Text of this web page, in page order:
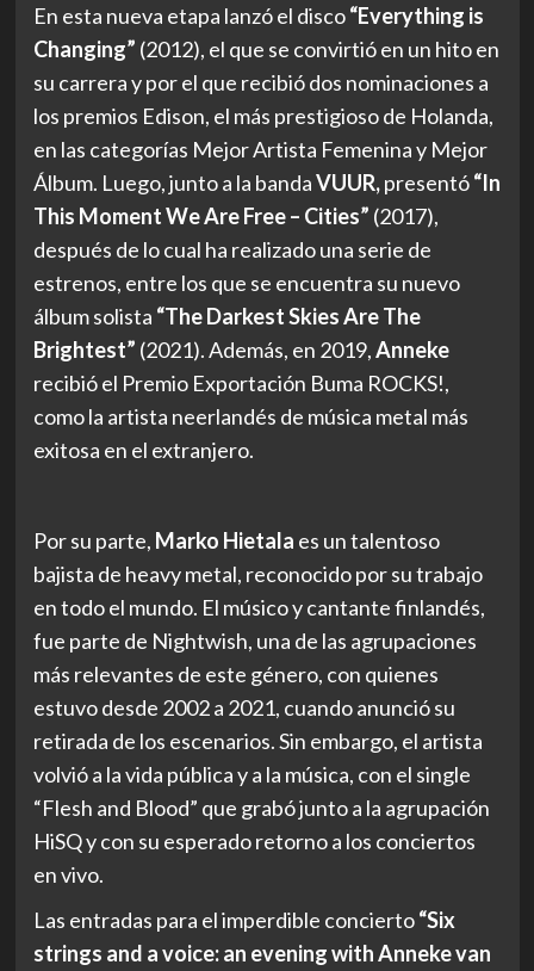
En esta nueva etapa lanzó el disco“Everything is
Changing” (2012), el que se convirtió en un hito en
su carrera y por el que recibió dos nominaciones a
los premios Edison, el más prestigioso de Holanda,
en las categorías Mejor Artista Femenina y Mejor
Álbum. Luego, junto a la bandaVUUR,presentó“In
This Moment We Are Free – Cities” (2017),
después de lo cual ha realizado una serie de
estrenos, entre los que se encuentra su nuevo
álbum solista “The Darkest Skies Are The
Brightest” (2021). Además, en 2019,Anneke
recibió el Premio Exportación Buma ROCKS!,
como la artista neerlandés de música metal más
exitosa en el extranjero.
Por su parte, Marko Hietala es un talentoso
bajista de heavy metal, reconocido por su trabajo
en todo el mundo. El músico y cantante finlandés,
fue parte de Nightwish, una de las agrupaciones
más relevantes de este género, con quienes
estuvo desde 2002 a 2021, cuando anunció su
retirada de los escenarios. Sin embargo, el artista
volvió a la vida pública y a la música, con el single
“Flesh and Blood” que grabó junto a la agrupación
HiSQ y con su esperado retorno a los conciertos
en vivo.
Las entradas para el imperdible concierto“Six
strings and a voice: an evening with Anneke van